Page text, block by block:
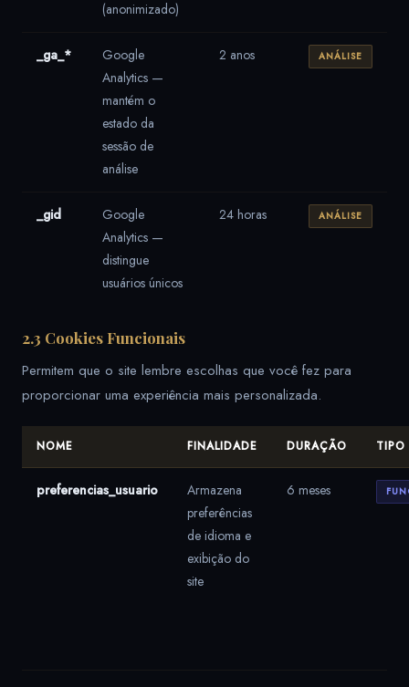
(anonimizado)
_ga_*
Google
Analytics —
mantém o
estado da
sessão de
análise
2 anos ANÁLISE
_gid
Google
Analytics —
distingue
usuários únicos
24 horas ANÁLISE
2.3 Cookies Funcionais
Permitem que o site lembre escolhas que você fez para
proporcionar uma experiência mais personalizada.
NOME FINALIDADE DURAÇÃO TIPO
preferencias_usuario
Armazena
preferências
de idioma e
exibição do
site
6 meses